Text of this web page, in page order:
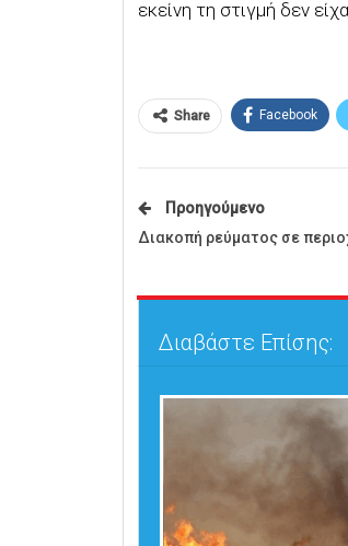
εκείνη τη στιγμή δεν
Share Facebook
Προηγούμενο
Διακοπή ρεύματος σε
Διαβάστε Επίσης: